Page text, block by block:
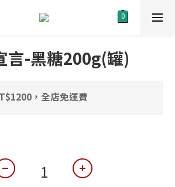
言-黑糖200g(罐)
，全店免運費